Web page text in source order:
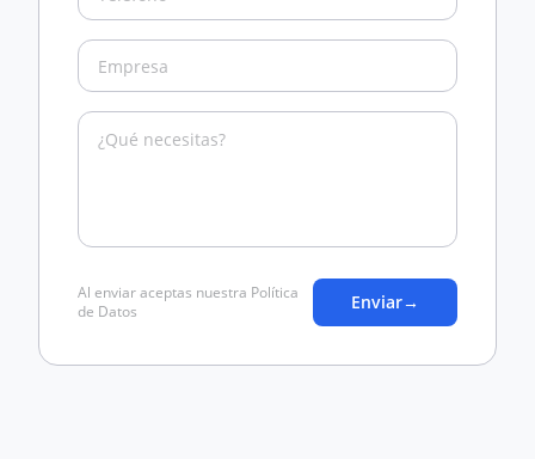
Al enviar aceptas nuestra Política
de Datos
Enviar→